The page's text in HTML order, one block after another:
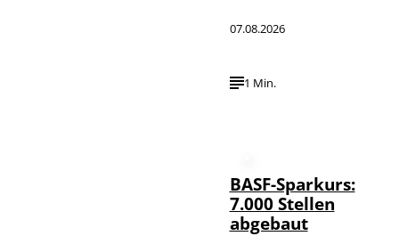
07.08.2026
1 Min.
BASF-Sparkurs:
7.000 Stellen
abgebaut